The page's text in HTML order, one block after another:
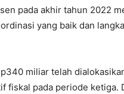
pada akhir tahun 2022
yang baik dan
miliar telah
fiskal pada periode ketiga.